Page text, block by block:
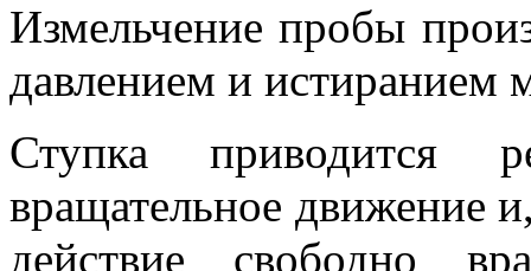
Измельчение пробы
давлением и истиранием
Ступка приводится
вращательное движение
действие свободно